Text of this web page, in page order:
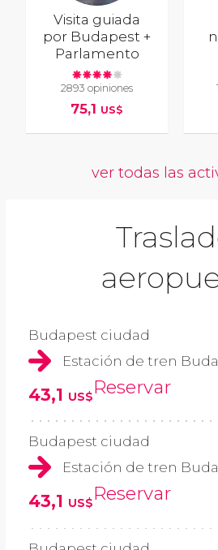
Visita guiada
por Budapest +
Parlamento
2893 opiniones
75,1 US$
ver todas las
Budapest ciudad
Estación de tren
43,1 US$Reservar
Budapest ciudad
Estación de tren
43,1 US$Reservar